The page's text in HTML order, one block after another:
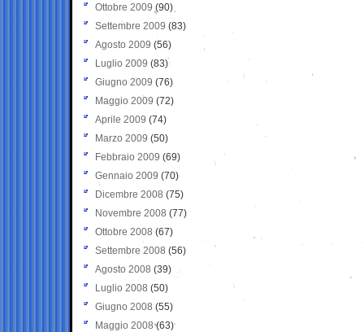
Ottobre 2009 (90)
Settembre 2009 (83)
Agosto 2009 (56)
Luglio 2009 (83)
Giugno 2009 (76)
Maggio 2009 (72)
Aprile 2009 (74)
Marzo 2009 (50)
Febbraio 2009 (69)
Gennaio 2009 (70)
Dicembre 2008 (75)
Novembre 2008 (77)
Ottobre 2008 (67)
Settembre 2008 (56)
Agosto 2008 (39)
Luglio 2008 (50)
Giugno 2008 (55)
Maggio 2008(63)